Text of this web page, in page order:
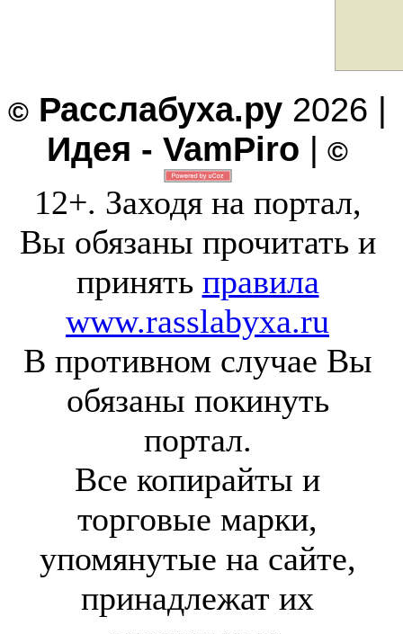
© Расслабуха.ру 2026 |
Идея - VamPiro | ©
12+. Заходя на портал,
Вы обязаны прочитать и
принять правила
www.rasslabyxa.ru
В противном случае Вы
обязаны покинуть
портал.
Все копирайты и
торговые марки,
упомянутые на сайте,
принадлежат их